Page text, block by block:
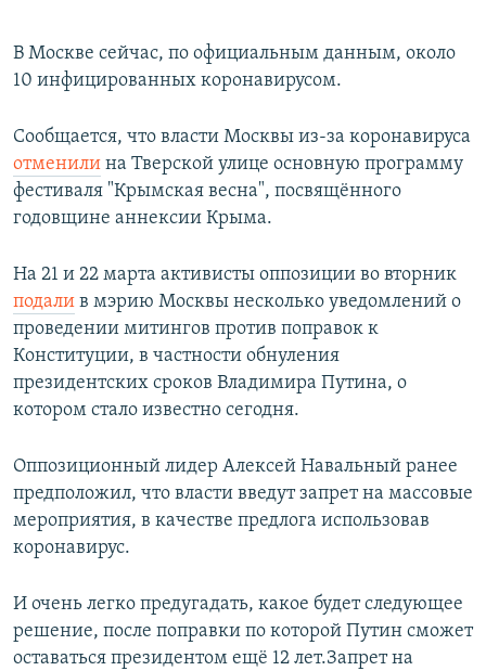
В Москве сейчас, по официальным данным, около
10 инфицированных коронавирусом.
Сообщается, что власти Москвы из-за коронавируса
отменили на Тверской улице основную программу
фестиваля "Крымская весна", посвящённого
годовщине аннексии Крыма.
На 21 и 22 марта активисты оппозиции во вторник
подали в мэрию Москвы несколько уведомлений о
проведении митингов против поправок к
Конституции, в частности обнуления
президентских сроков Владимира Путина, о
котором стало известно сегодня.
Оппозиционный лидер Алексей Навальный ранее
предположил, что власти введут запрет на массовые
мероприятия, в качестве предлога использовав
коронавирус.
И очень легко предугадать, какое будет следующее
решение, после поправки по которой Путин сможет
оставаться президентом ещё 12 лет.Запрет на